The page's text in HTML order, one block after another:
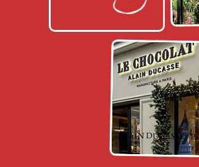
Fleurs
ALAIN DUCASSE -